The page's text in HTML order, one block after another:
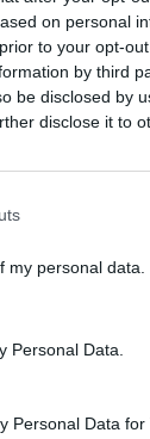
on personal
to your opt-
by third
be disclosed by
disclose it to
my personal data.
Personal Data.
Personal Data for
źródeł w Google